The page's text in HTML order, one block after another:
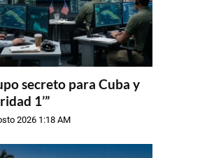
secreto para Cuba y
1’”
2026 1:18 AM